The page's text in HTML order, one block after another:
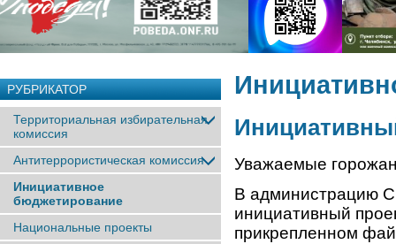
РУБРИКАТОР
Территориальная избирательная
комиссия
Антитеррористическая комиссия
Инициативное
бюджетирование
Национальные проекты
Уважаемые
В администрацию
инициативный
прикрепленном